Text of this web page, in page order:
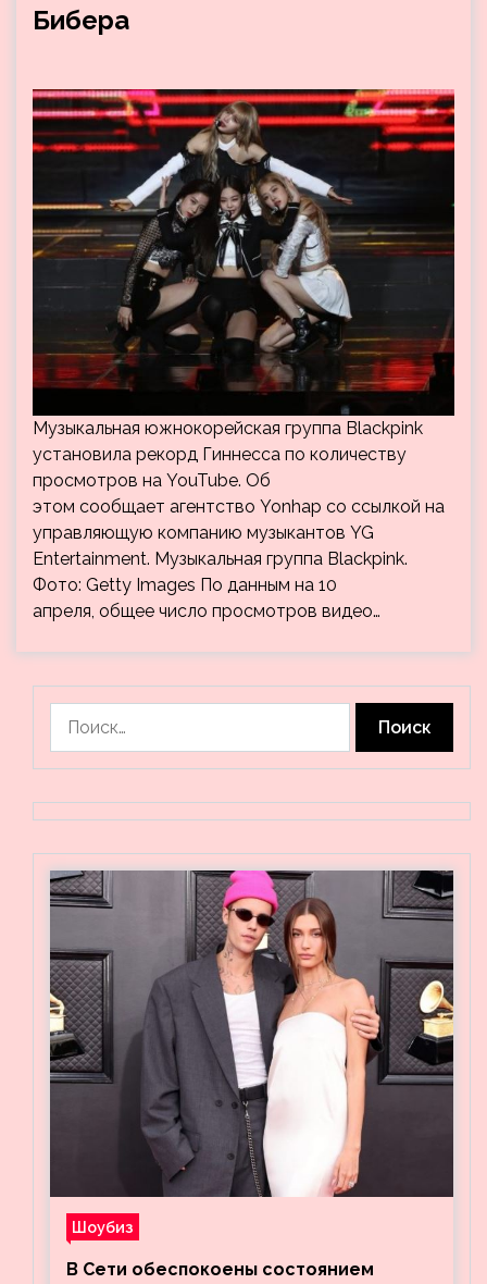
Бибера
Музыкальная южнокорейская группа Blackpink
установила рекорд Гиннесса по количеству
просмотров на YouTube. Об
этом сообщает агентство Yonhap со ссылкой на
управляющую компанию музыкантов YG
Entertainment. Музыкальная группа Blackpink.
Фото: Getty Images По данным на 10
апреля, общее число просмотров видео…
Шоубиз
В Сети обеспокоены состоянием